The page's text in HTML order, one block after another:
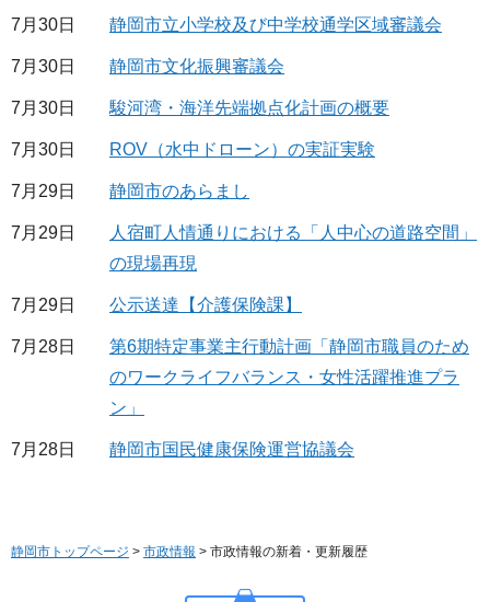
7月30日 静岡市立小学校及び中学校通学区域審議会
7月30日 静岡市文化振興審議会
7月30日 駿河湾・海洋先端拠点化計画の概要
7月30日 ROV（水中ドローン）の実証実験
7月29日 静岡市のあらまし
7月29日
人宿町人情通りにおける「人中心の道路空間」
の現場再現
7月29日 公示送達【介護保険課】
7月28日
第6期特定事業主行動計画「静岡市職員のため
のワークライフバランス・女性活躍推進プラ
ン」
7月28日 静岡市国民健康保険運営協議会
静岡市トップページ > 市政情報 > 市政情報の新着・更新履歴